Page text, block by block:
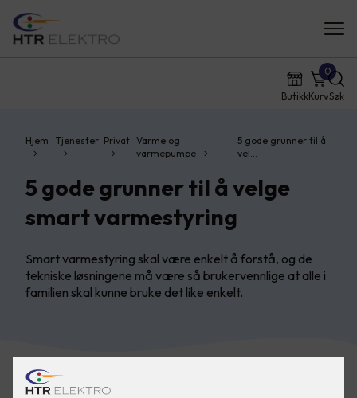
ButikkKurv
0
Søk
Hjem Tjenester Privat Varme og
varmepumpe
5 gode grunner til å
vel…
5 gode grunner til å velge
smart varmestyring
Smart varmestyring skal være enkelt å forstå, og de
tekniske løsningene må være så brukervennlige at alle i
familien skal kunne bruke det like enkelt.